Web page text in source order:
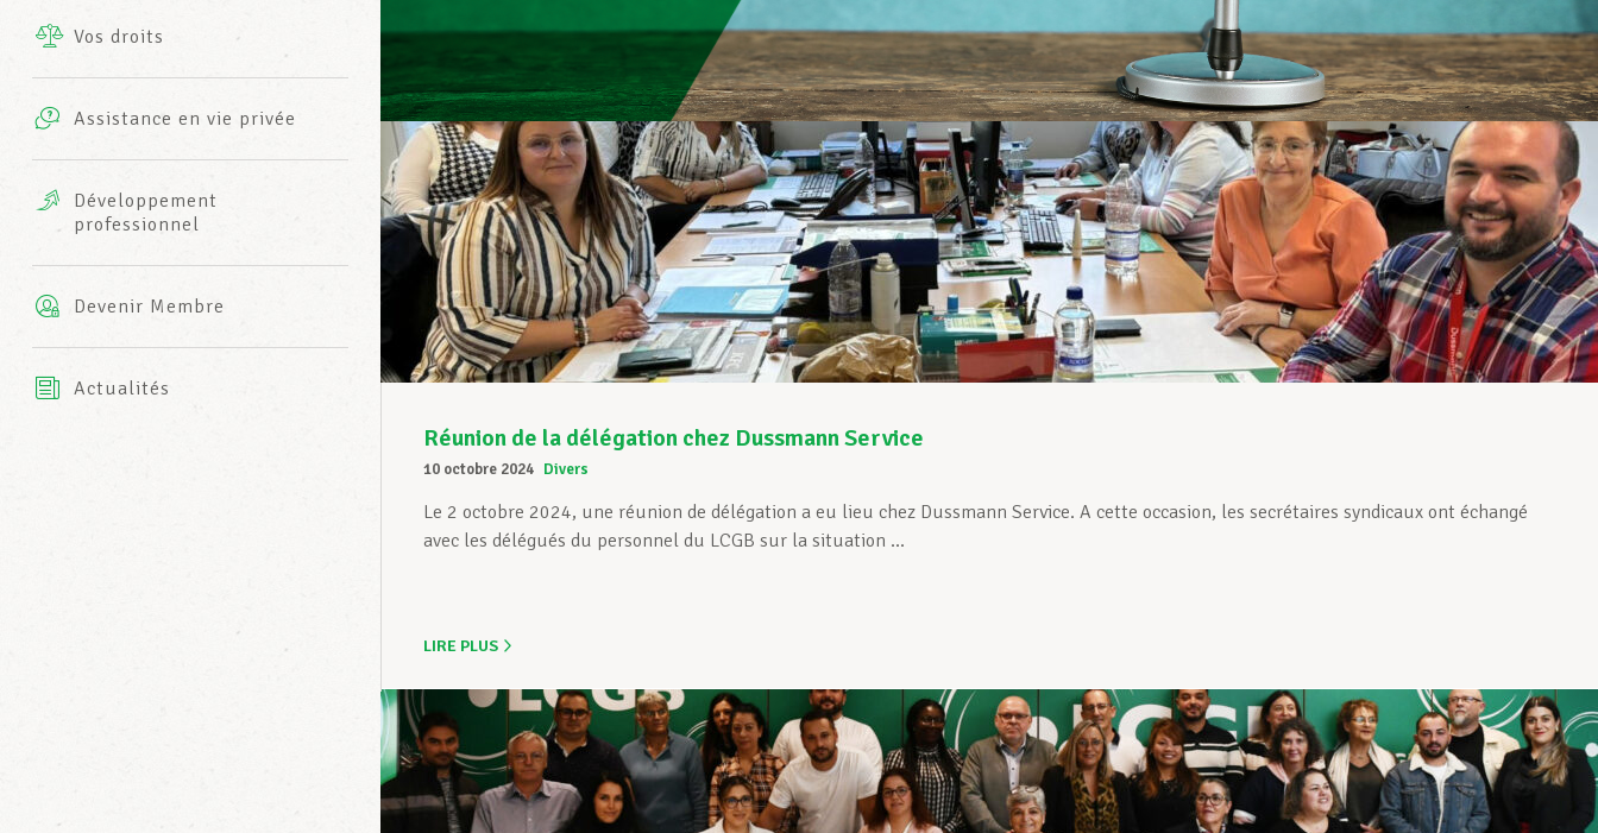
INFO-CENTER
Vos droits
Assistance en vie privée
complémentaires
AXA
Développement
professionnel
Devenir Membre
Actualités
Réunion de la délégation chez Dussmann Service
10 octobre 2024 Divers
Le 2 octobre 2024, une réunion de délégation a eu lieu chez Dussmann Service. A cette occasion, les secrétaires syndicaux ont échangé
avec les délégués du personnel du LCGB sur la situation ...
LIRE PLUS